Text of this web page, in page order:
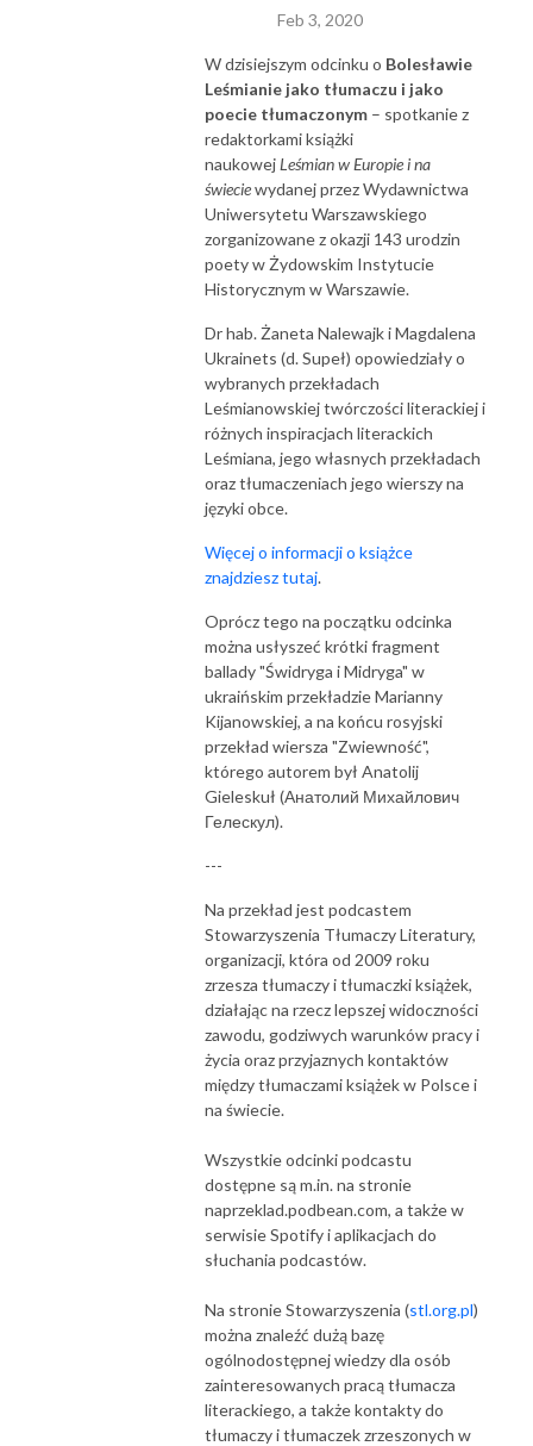
Feb 3, 2020
W dzisiejszym odcinku o Bolesławie
Leśmianie jako tłumaczu i jako
poecie tłumaczonym – spotkanie z
redaktorkami książki
naukowejLeśmian w Europie i na
świeciewydanej przez Wydawnictwa
Uniwersytetu Warszawskiego
zorganizowane z okazji 143 urodzin
poety w Żydowskim Instytucie
Historycznym w Warszawie.
Dr hab. Żaneta Nalewajk i Magdalena
Ukrainets (d. Supeł) opowiedziały o
wybranych przekładach
Leśmianowskiej twórczości literackiej i
różnych inspiracjach literackich
Leśmiana, jego własnych przekładach
oraz tłumaczeniach jego wierszy na
języki obce.
Więcej o informacji o książce
znajdziesz tutaj.
Oprócz tego na początku odcinka
można usłyszeć krótki fragment
ballady "Świdryga i Midryga" w
ukraińskim przekładzie Marianny
Kijanowskiej, a na końcu rosyjski
przekład wiersza "Zwiewność",
którego autorem był Anatolij
Gieleskuł (Анатолий Михайлович
Гелескул).
---
Na przekład jest podcastem
Stowarzyszenia Tłumaczy Literatury,
organizacji, która od 2009 roku
zrzesza tłumaczy i tłumaczki książek,
działając na rzecz lepszej widoczności
zawodu, godziwych warunków pracy i
życia oraz przyjaznych kontaktów
między tłumaczami książek w Polsce i
na świecie.
Wszystkie odcinki podcastu
dostępne są m.in. na stronie
naprzeklad.podbean.com, a także w
serwisie Spotify i aplikacjach do
słuchania podcastów.
Na stronie Stowarzyszenia (stl.org.pl)
można znaleźć dużą bazę
ogólnodostępnej wiedzy dla osób
zainteresowanych pracą tłumacza
literackiego, a także kontakty do
tłumaczy i tłumaczek zrzeszonych w